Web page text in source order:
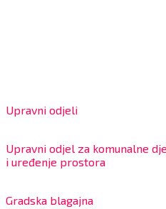
Upravni odjeli
Upravni odjel za komunalne
i uređenje prostora
Gradska blagajna